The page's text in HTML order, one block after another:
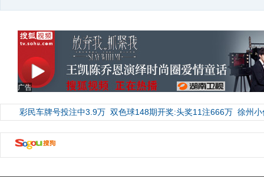
广告
彩民车牌号投注中3.9万 双色球148期开奖:头奖11注666万 徐州